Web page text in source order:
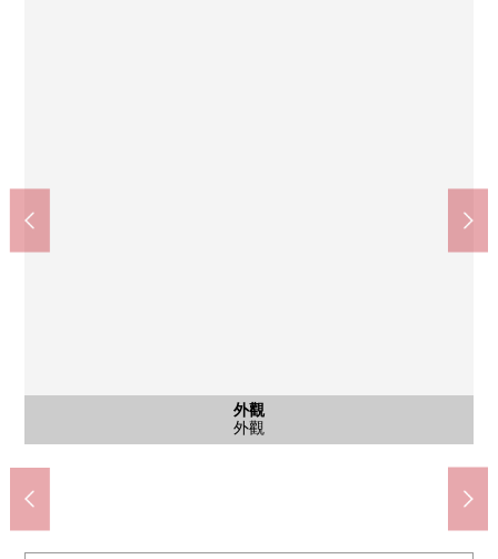
外觀
外觀
停車場
停車場
外觀
外觀
外觀
外觀
外觀
外觀
含有前面道路的外觀
外觀
含有前面道路的外觀
外觀
停車場
停車場
含有前面道路的外觀
外觀
含有前面道路的外觀
外觀
外觀
外觀
平和堂真砂店(約730m)
步行10分鐘。
茨木澤良宜郵局(約270m)
步行4分鐘。
筱永醫院(約590m)
步行8分鐘。
茨木市立南中學校(約860m)
步行11分鐘。
真砂1丁目兒童快樂園(約450m)
步行6分鐘。
EDION茨木球梳子店(約690m)
步行9分鐘。
醫療法人惠仁會田中的醫院(約1450m)
步行19分鐘。